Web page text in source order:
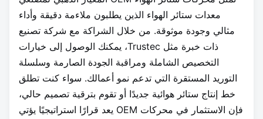
معدات ستائر الهواء الذين يطلبون ملاءمة دقيقة وأداء
مثالي وجودة موثوقة. من خلال الشراكة مع شركة تصنيع
ذات خبرة مثل Trustec، يمكنك الوصول إلى خيارات
التخصيص الشاملة ومراقبة الجودة الصارمة وسلسلة
التوريد المستقرة التي تدعم نمو أعمالك. سواء كنت تطلق
خط إنتاج ستائر هوائية جديدًا أو تقوم بترقية تصميم حالي،
فإن الاستثمار في محركات OEM يعد قرارًا استراتيجيًا يؤتي